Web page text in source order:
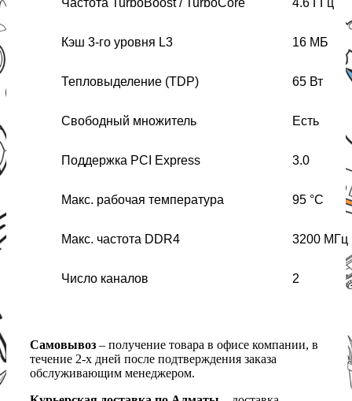
Частота TurboBoost / TurboCore 4.6 ГГц
Кэш 3-го уровня L3 16 МБ
Тепловыделение (TDP) 65 Вт
Свободный множитель Есть
Поддержка PCI Express 3.0
Макс. рабочая температура 95 °С
Макс. частота DDR4 3200 МГц
Число каналов 2
Самовывоз – получение товара в офисе компании, в
течение 2-х дней после подтверждения заказа
обслуживающим менеджером.